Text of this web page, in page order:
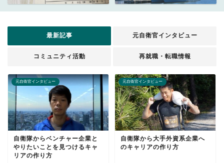
最新記事 元自衛官インタビュー
コミュニティ活動 再就職・転職情報
元自衛官インタビュー
自衛隊からベンチャー企業と
やりたいことを見つけるキャ
リアの作り方
元自衛官インタビュー
自衛隊から大手外資系企業へ
のキャリアの作り方